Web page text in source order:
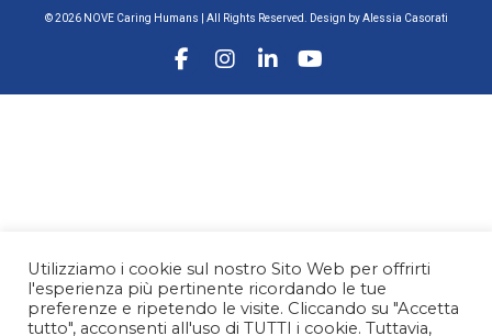
© 2026 NOVE Caring Humans | All Rights Reserved. Design by Alessia Casorati
Utilizziamo i cookie sul nostro Sito Web per offrirti
l'esperienza più pertinente ricordando le tue
preferenze e ripetendo le visite. Cliccando su "Accetta
tutto", acconsenti all'uso di TUTTI i cookie. Tuttavia,